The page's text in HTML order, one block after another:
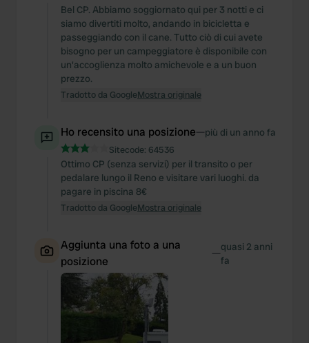
Bel CP. Abbiamo soggiornato qui per 3 notti e ci
siamo divertiti molto, andando in bicicletta e
passeggiando con il cane. Tutto ciò di cui avete
bisogno per un campeggiatore è disponibile con
un'accoglienza molto amichevole e a un buon
prezzo.
Tradotto da GoogleMostra originale
Ho recensito una posizione—più di un anno fa
Sitecode: 64536
Ottimo CP (senza servizi) per il transito o per
pedalare lungo il Reno e visitare vari luoghi. da
pagare in piscina 8€
Tradotto da GoogleMostra originale
Aggiunta una foto a una
posizione
—quasi 2 anni
fa